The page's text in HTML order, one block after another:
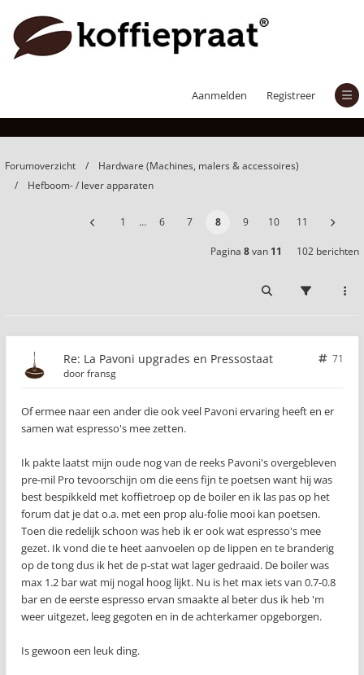
Aanmelden Registreer
La Pavoni upgrades en Pressostaat
Forumoverzicht
Hardware (Machines, malers & accessoires)
Hefboom- / lever apparaten
1 … 6 7 8 9 10 11
Pagina 8van 11 102 berichten
Re: La Pavoni upgrades en Pressostaat
71
doorfransg
Of ermee naar een ander die ook veel Pavoni ervaring heeft en er
samen wat espresso's mee zetten.
Ik pakte laatst mijn oude nog van de reeks Pavoni's overgebleven
pre-mil Pro tevoorschijn om die eens fijn te poetsen want hij was
best bespikkeld met koffietroep op de boiler en ik las pas op het
forum dat je dat o.a. met een prop alu-folie mooi kan poetsen.
Toen die redelijk schoon was heb ik er ook wat espresso's mee
gezet. Ik vond die te heet aanvoelen op de lippen en te branderig
op de tong dus ik het de p-stat wat lager gedraaid. De boiler was
max 1.2 bar wat mij nogal hoog lijkt. Nu is het max iets van 0.7-0.8
bar en de eerste espresso ervan smaakte al beter dus ik heb 'm
weer uitgezet, leeg gegoten en in de achterkamer opgeborgen.
Is gewoon een leuk ding.